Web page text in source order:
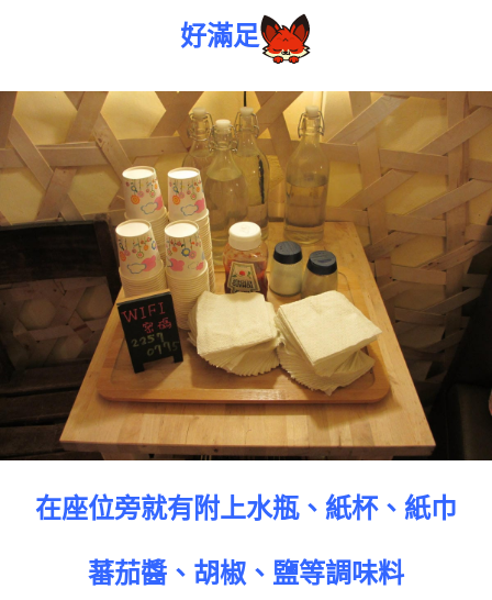
好滿足
在座位旁就有附上水瓶、紙杯、紙巾
蕃茄醬、胡椒、鹽等調味料